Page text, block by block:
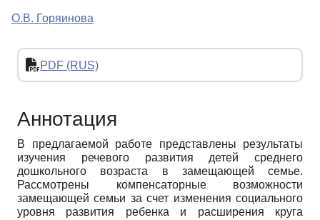
О.В. Горяинова
PDF (RUS)
Аннотация
В предлагаемой работе представлены результаты
изучения речевого развития детей среднего
дошкольного возраста в замещающей семье.
Рассмотрены компенсаторные возможности
замещающей семьи за счет изменения социального
уровня развития ребенка и расширения круга